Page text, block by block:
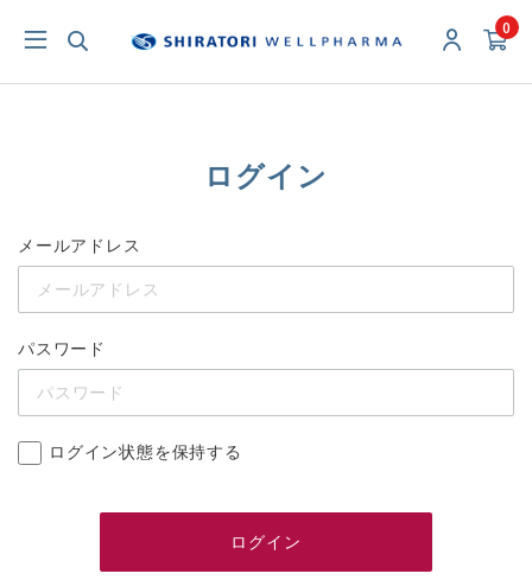
0
ログイン
メールアドレス
パスワード
ログイン状態を保持する